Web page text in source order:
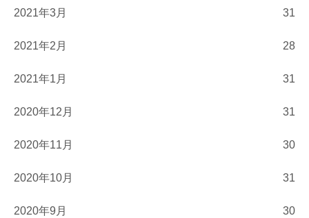
2021年3月 31
2021年2月 28
2021年1月 31
2020年12月 31
2020年11月 30
2020年10月 31
2020年9月 30